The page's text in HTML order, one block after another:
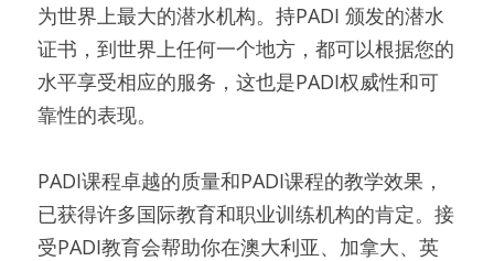
为世界上最大的潜水机构。持PADI 颁发的潜水
证书，到世界上任何一个地方，都可以根据您的
水平享受相应的服务，这也是PADI权威性和可
靠性的表现。
PADI课程卓越的质量和PADI课程的教学效果，
已获得许多国际教育和职业训练机构的肯定。接
受PADI教育会帮助你在澳大利亚、加拿大、英